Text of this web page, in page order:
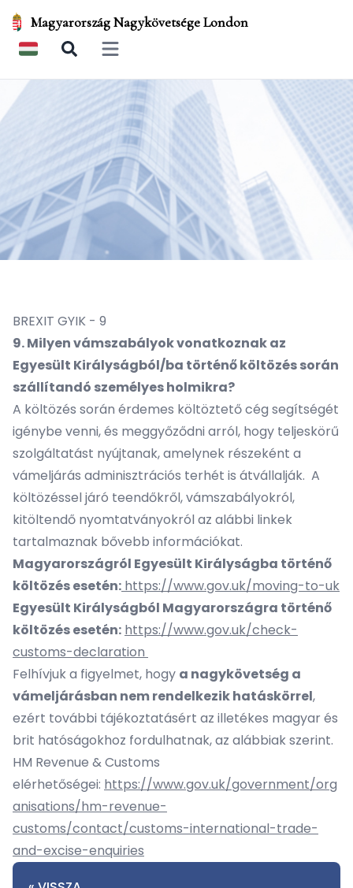
Magyarország Nagykövetsége London
Open main menu
BREXIT GYIK - 9
9. Milyen vámszabályok vonatkoznak az
Egyesült Királyságból/ba történő költözés során
szállítandó személyes holmikra?
A költözés során érdemes költöztető cég segítségét
igénybe venni, és meggyőződni arról, hogy teljeskörű
szolgáltatást nyújtanak, amelynek részeként a
vámeljárás adminisztrációs terhét is átvállalják. A
költözéssel járó teendőkről, vámszabályokról,
kitöltendő nyomtatványokról az alábbi linkek
tartalmaznak bővebb információkat.
Magyarországról Egyesült Királyságba történő
költözés esetén: https://www.gov.uk/moving-to-uk
Egyesült Királyságból Magyarországra történő
költözés esetén: https://www.gov.uk/check-
customs-declaration
Felhívjuk a figyelmet, hogy a nagykövetség a
vámeljárásban nem rendelkezik hatáskörrel,
ezért további tájékoztatásért az illetékes magyar és
brit hatóságokhoz fordulhatnak, az alábbiak szerint.
HM Revenue & Customs
elérhetőségei: https://www.gov.uk/government/org
anisations/hm-revenue-
customs/contact/customs-international-trade-
and-excise-enquiries